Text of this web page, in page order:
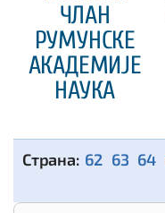
ЧЛАН
РУМУНСКЕ
АКАДЕМИЈЕ
НАУКА
62 63 64